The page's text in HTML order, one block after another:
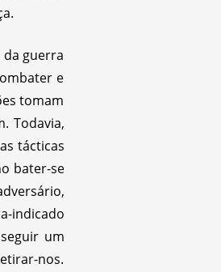
guerra
e
tomam
Todavia,
tácticas
bater-se
indicado
um
nos.